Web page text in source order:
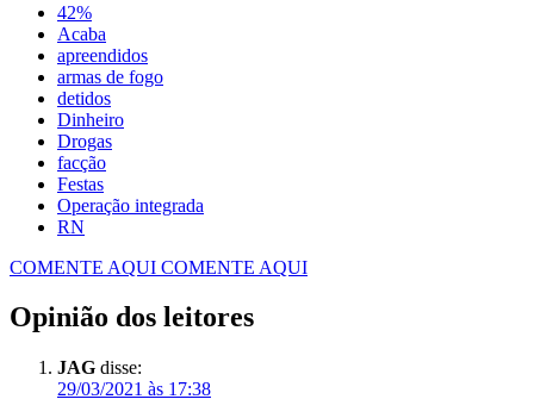
42%
Acaba
apreendidos
armas de fogo
detidos
Dinheiro
Drogas
facção
Festas
Operação integrada
RN
COMENTE AQUI COMENTE AQUI
Opinião dos leitores
JAG disse:
29/03/2021 às 17:38